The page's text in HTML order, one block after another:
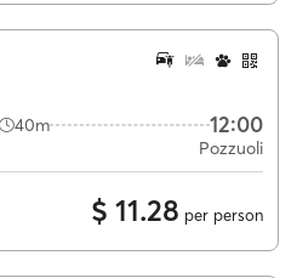
40m 12:00
Pozzuoli
$ 11.28 per person